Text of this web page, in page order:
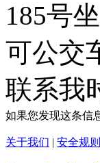
185号
可公交
联系我
如果您发现这条信
关于我们 | 安全规则